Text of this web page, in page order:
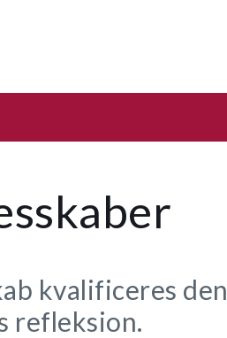
kvalificeres den
refleksion.